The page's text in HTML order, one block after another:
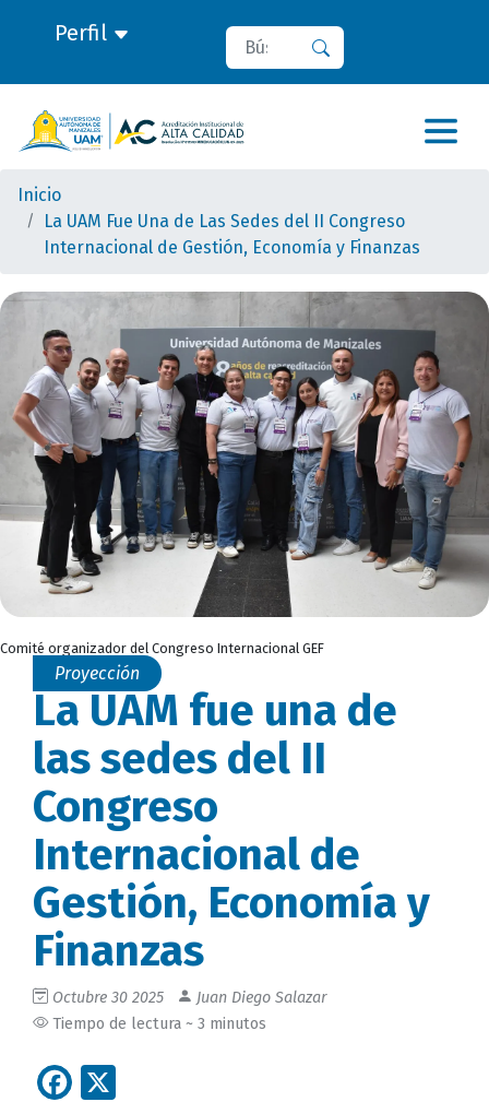
Perfil Buscar
Inicio
La UAM Fue Una de Las Sedes del II Congreso
Internacional de Gestión, Economía y Finanzas
Comité organizador del Congreso Internacional GEF
Proyección
La UAM fue una de
las sedes del II
Congreso
Internacional de
Gestión, Economía y
Finanzas
Octubre 30 2025
Juan Diego Salazar
Tiempo de lectura ~ 3 minutos
Facebook